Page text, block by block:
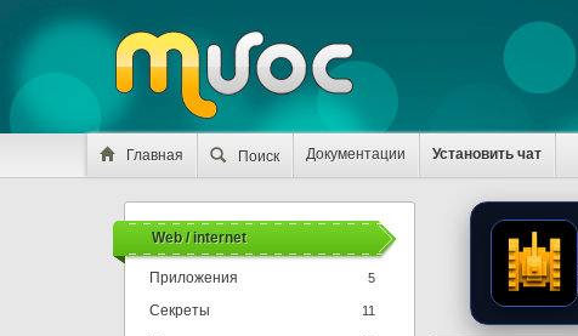
Главная Поиск Документации Установить чат
Web / internet
Приложения 5
Секреты 11